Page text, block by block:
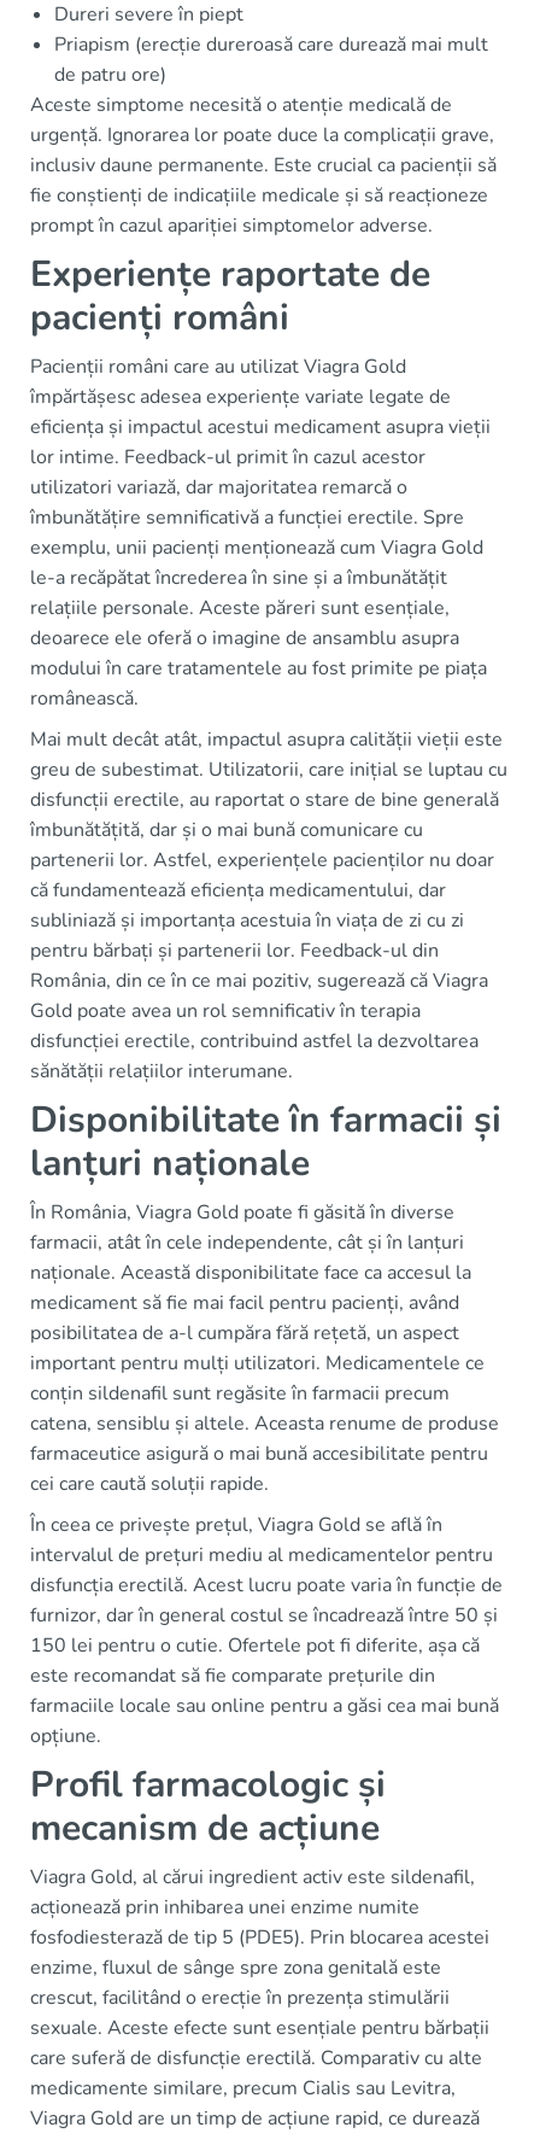
Dureri severe în piept
Priapism (erecție dureroasă care durează mai mult
de patru ore)
Aceste simptome necesită o atenție medicală de
urgență. Ignorarea lor poate duce la complicații grave,
inclusiv daune permanente. Este crucial ca pacienții să
fie conștienți de indicațiile medicale și să reacționeze
prompt în cazul apariției simptomelor adverse.
Experiențe raportate de
pacienți români
Pacienții români care au utilizat Viagra Gold
împărtășesc adesea experiențe variate legate de
eficiența și impactul acestui medicament asupra vieții
lor intime. Feedback-ul primit în cazul acestor
utilizatori variază, dar majoritatea remarcă o
îmbunătățire semnificativă a funcției erectile. Spre
exemplu, unii pacienți menționează cum Viagra Gold
le-a recăpătat încrederea în sine și a îmbunătățit
relațiile personale. Aceste păreri sunt esențiale,
deoarece ele oferă o imagine de ansamblu asupra
modului în care tratamentele au fost primite pe piața
românească.
Mai mult decât atât, impactul asupra calității vieții este
greu de subestimat. Utilizatorii, care inițial se luptau cu
disfuncții erectile, au raportat o stare de bine generală
îmbunătățită, dar și o mai bună comunicare cu
partenerii lor. Astfel, experiențele pacienților nu doar
că fundamentează eficiența medicamentului, dar
subliniază și importanța acestuia în viața de zi cu zi
pentru bărbați și partenerii lor. Feedback-ul din
România, din ce în ce mai pozitiv, sugerează că Viagra
Gold poate avea un rol semnificativ în terapia
disfuncției erectile, contribuind astfel la dezvoltarea
sănătății relațiilor interumane.
Disponibilitate în farmacii și
lanțuri naționale
În România, Viagra Gold poate fi găsită în diverse
farmacii, atât în cele independente, cât și în lanțuri
naționale. Această disponibilitate face ca accesul la
medicament să fie mai facil pentru pacienți, având
posibilitatea de a-l cumpăra fără rețetă, un aspect
important pentru mulți utilizatori. Medicamentele ce
conțin sildenafil sunt regăsite în farmacii precum
catena, sensiblu și altele. Aceasta renume de produse
farmaceutice asigură o mai bună accesibilitate pentru
cei care caută soluții rapide.
În ceea ce privește prețul, Viagra Gold se află în
intervalul de prețuri mediu al medicamentelor pentru
disfuncția erectilă. Acest lucru poate varia în funcție de
furnizor, dar în general costul se încadrează între 50 și
150 lei pentru o cutie. Ofertele pot fi diferite, așa că
este recomandat să fie comparate prețurile din
farmaciile locale sau online pentru a găsi cea mai bună
opțiune.
Profil farmacologic și
mecanism de acțiune
Viagra Gold, al cărui ingredient activ este sildenafil,
acționează prin inhibarea unei enzime numite
fosfodiesterază de tip 5 (PDE5). Prin blocarea acestei
enzime, fluxul de sânge spre zona genitală este
crescut, facilitând o erecție în prezența stimulării
sexuale. Aceste efecte sunt esențiale pentru bărbații
care suferă de disfuncție erectilă. Comparativ cu alte
medicamente similare, precum Cialis sau Levitra,
Viagra Gold are un timp de acțiune rapid, ce durează